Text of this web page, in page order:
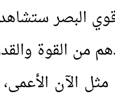
البصر
القوة
الآن